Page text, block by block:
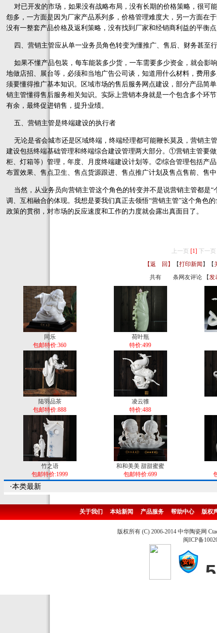
对已开发的市场，如果没有战略布局，没有长期的价格策略，很可
怨多，一方面是因为厂家产品系列多，价格管理难度大，另一方面在
没有一整套产品价格及返利策略，没有找到厂家和经销商利益的平衡
四、营销主管应从单一业务员角色转变为懂推广、售后、财务甚至
如果不懂产品包装，每车能装多少货，一车需要多少资金，就会影
地做店招、展台等，必须和当地广告公司谈，知道用什么材料，费用
须要懂得推广基本知识。区域市场的售后服务网点建设，部分产品简
销主管懂得售后服务相关知识。实际上营销本身就是一个包含多个环
有余，最终促进销售，提升业绩。
五、营销主管是终端建设的执行者
无论是省会城市还是区域终端，终端经理都可能鞭长莫及，营销主
建设包括终端基础管理和终端综合建设管理两大部分。①营销主管要
柜、灯箱等）管理，年度、月度终端建设计划等。②综合管理包括产
布置效果、售点卫生、售点货源跟进、售点推广计划及售点售前、售
当然，从业务员向营销主管这个角色的转变并不是说营销主管都是“
调、互相融合的体现。我想是要我们真正去领悟“营销主管”这个角色
政策的贯彻，对市场的反应速度和工作的力度就会露出真面目了。
上一页 [1] 下一页
【返 回】
【打印新闻 】【
共有
条网友评论 【发
同乐
包邮特价:360
荷叶瓶
特价:499
陆羽品茶
包邮特价:888
凌云骓
特价:488
竹之语
包邮特价:1999
和和美美 甜甜蜜蜜
包邮特价:699
·本类最新
关于我们 本站新闻 产品服务 帮助中心 版权
版权所有 (C) 2006-2014 中华陶瓷网
闽ICP备